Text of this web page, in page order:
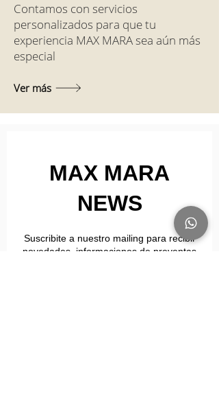
Contamos con servicios
personalizados para que tu
experiencia MAX MARA sea aún más
especial
Ver más